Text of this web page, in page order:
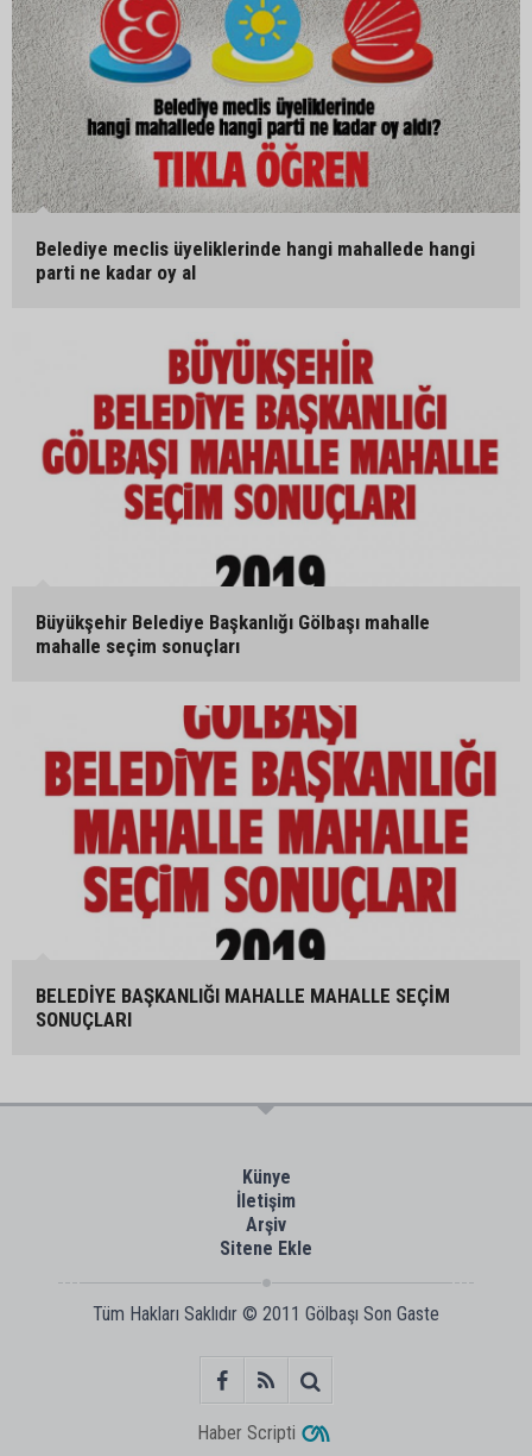
Belediye meclis üyeliklerinde hangi mahallede hangi
parti ne kadar oy al
Büyükşehir Belediye Başkanlığı Gölbaşı mahalle
mahalle seçim sonuçları
BELEDİYE BAŞKANLIĞI MAHALLE MAHALLE SEÇİM
SONUÇLARI
Künye
İletişim
Arşiv
Sitene Ekle
Tüm Hakları Saklıdır © 2011 Gölbaşı Son Gaste
Haber Scripti